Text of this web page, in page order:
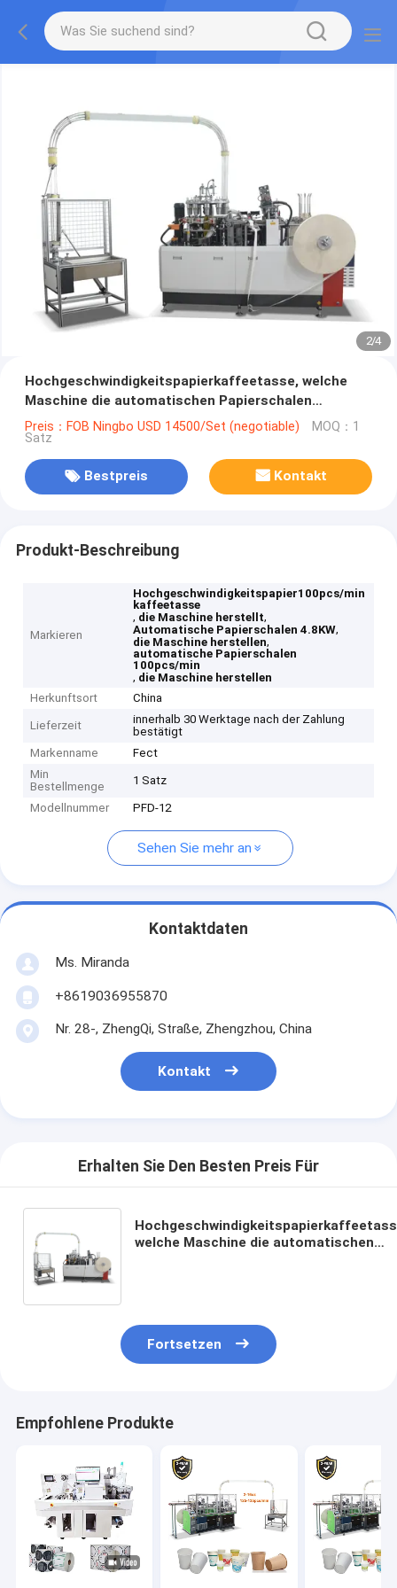
2/4
Hochgeschwindigkeitspapierkaffeetasse, welche
Maschine die automatischen Papierschalen
herstellen Maschine herstellt
Preis：FOB Ningbo USD 14500/Set (negotiable) MOQ：1
Satz
Bestpreis Kontakt
Produkt-Beschreibung
Markieren
Hochgeschwindigkeitspapier100pcs/min
kaffeetasse
, die Maschine herstellt,
Automatische Papierschalen 4.8KW,
die Maschine herstellen,
automatische Papierschalen
100pcs/min
, die Maschine herstellen
Herkunftsort
China
Lieferzeit
innerhalb 30 Werktage nach der Zahlung
bestätigt
Markenname
Fect
Min
Bestellmenge
1 Satz
Modellnummer PFD-12
Sehen Sie mehr an
Kontaktdaten
Ms. Miranda
+8619036955870
Nr. 28-, ZhengQi, Straße, Zhengzhou, China
Kontakt
Erhalten Sie Den Besten Preis Für
welche Maschine die automatischen
Fortsetzen
Empfohlene Produkte